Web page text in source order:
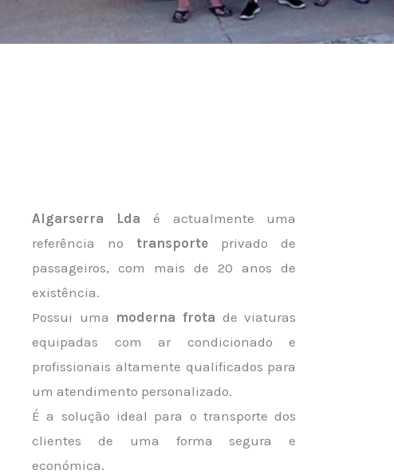
Algarserra Lda é actualmente uma
referência no transporte privado de
passageiros, com mais de 20 anos de
existência.
Possui uma moderna frota de viaturas
equipadas com ar condicionado e
profissionais altamente qualificados para
um atendimento personalizado.
É a solução ideal para o transporte dos
clientes de uma forma segura e
económica.